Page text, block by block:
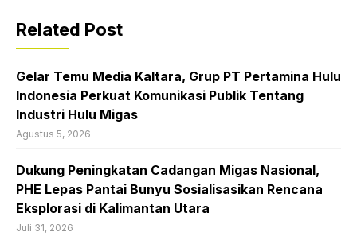
Related Post
Gelar Temu Media Kaltara, Grup PT Pertamina Hulu
Indonesia Perkuat Komunikasi Publik Tentang
Industri Hulu Migas
Agustus 5, 2026
Dukung Peningkatan Cadangan Migas Nasional,
PHE Lepas Pantai Bunyu Sosialisasikan Rencana
Eksplorasi di Kalimantan Utara
Juli 31, 2026